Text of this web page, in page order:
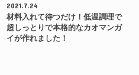
2021.7.24
材料入れて待つだけ！低温調理で
超しっとりで本格的なカオマンガ
イが作れました！